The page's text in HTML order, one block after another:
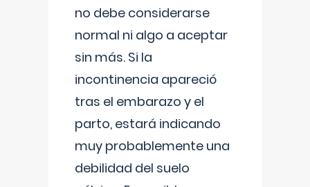
no debe considerarse
normal ni algo a aceptar
sin más. Si la
incontinencia apareció
tras el embarazo y el
parto, estará indicando
muy probablemente una
debilidad del suelo